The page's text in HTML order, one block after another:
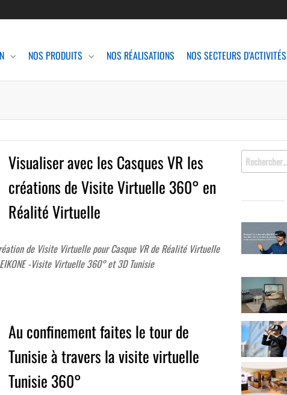
NOS PRODUITS NOS RÉALISATIONS NOS SECTEURS D’ACTIVITÉS
Visualiser avec les Casques VR les
créations de Visite Virtuelle 360° en
Réalité Virtuelle
de Visite Virtuelle pour Casque VR de Réalité Virtuelle
-Visite Virtuelle 360° et 3D Tunisie
Au confinement faites le tour de
Tunisie à travers la visite virtuelle
Tunisie 360°
Rechercher
: